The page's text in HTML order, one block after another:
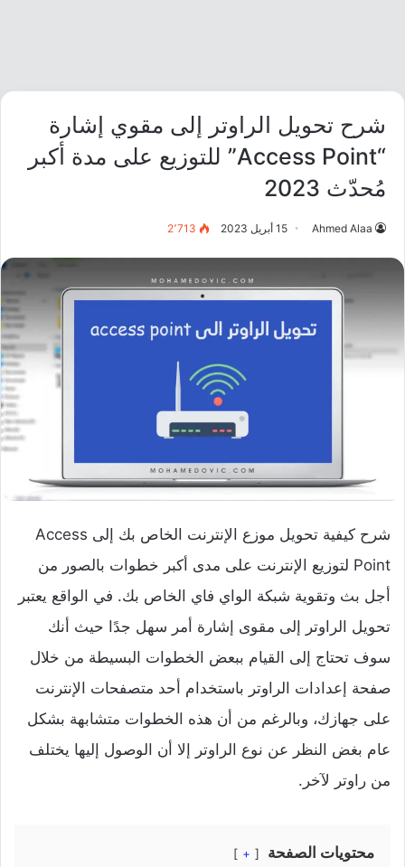
شرح تحويل الراوتر إلى مقوي إشارة
“Access Point” للتوزيع على مدة أكبر
مُحدّث 2023
Ahmed Alaa 15 أبريل 2023 2٬713
شرح كيفية تحويل موزع الإنترنت الخاص بك إلى Access
Point لتوزيع الإنترنت على مدى أكبر خطوات بالصور
من
أجل بث وتقوية شبكة الواي فاي الخاص بك. في الواقع يعتبر
تحويل الراوتر إلى مقوى إشارة أمر سهل جدًا حيث أنك
سوف تحتاج إلى القيام ببعض الخطوات البسيطة من خلال
صفحة إعدادات الراوتر باستخدام أحد متصفحات الإنترنت
على جهازك، وبالرغم من أن هذه الخطوات متشابهة بشكل
عام بغض النظر عن نوع الراوتر إلا أن الوصول إليها يختلف
من راوتر لآخر.
محتويات الصفحة +